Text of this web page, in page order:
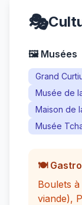
🎭
🖼️ Musées
Grand
Musée de
Maison de
Musée
🍽️
Boulets
viande),